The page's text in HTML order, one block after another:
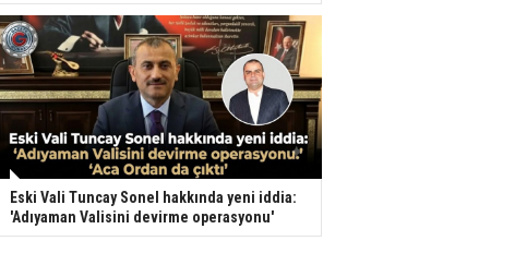
Eski Vali Tuncay Sonel hakkında yeni iddia:
'Adıyaman Valisini devirme operasyonu'